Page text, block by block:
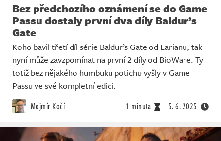
Bez předchozího oznámení se do Game
Passu dostaly první dva díly Baldur’s
Gate
Koho bavil třetí díl série Baldur’s Gate od Larianu, tak
nyní může zavzpomínat na první 2 díly od BioWare. Ty
totiž bez nějakého humbuku potichu vyšly v Game
Passu ve své kompletní edici.
Mojmír Kočí 1 minuta 5. 6. 2025